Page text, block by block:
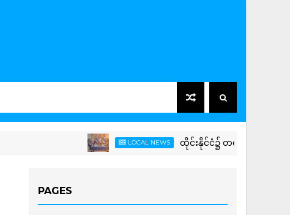
LOCAL NEWS ထိုင်းနိုင်ငံ၌ တရားဝင်ခရီးစဉ်
PAGES